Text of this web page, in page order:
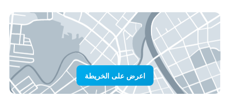
اعرض على الخريطة